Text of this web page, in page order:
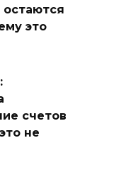
это
счетов
не